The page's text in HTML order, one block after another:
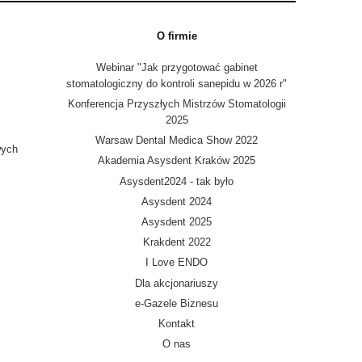
O firmie
Webinar "Jak przygotować gabinet
stomatologiczny do kontroli sanepidu w 2026 r"
Konferencja Przyszłych Mistrzów Stomatologii
2025
Warsaw Dental Medica Show 2022
Akademia Asysdent Kraków 2025
Asysdent2024 - tak było
Asysdent 2024
Asysdent 2025
Krakdent 2022
I Love ENDO
Dla akcjonariuszy
e-Gazele Biznesu
Kontakt
O nas